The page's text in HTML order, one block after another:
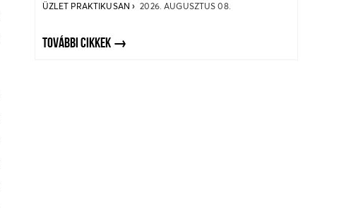
ÜZLET PRAKTIKUSAN 2026. AUGUSZTUS 08.
TOVÁBBI CIKKEK